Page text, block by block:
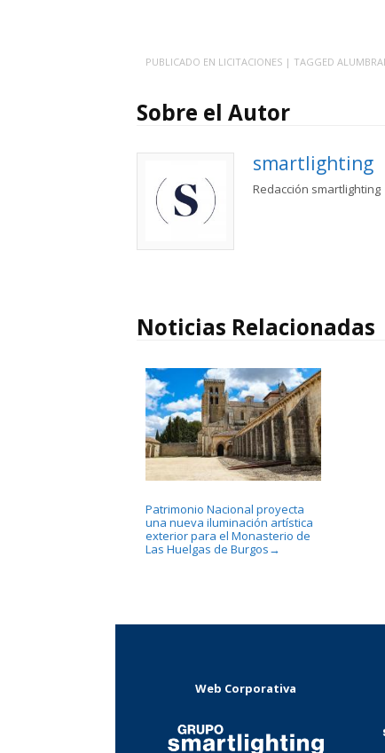
PUBLICADO EN LICITACIONES | TAGGED
Sobre el Autor
smartlighting
Redacción smartlighting
Noticias Relacionadas
Patrimonio Nacional proyecta
una nueva iluminación artística
exterior para el Monasterio de
Las Huelgas de Burgos →
Web Corporativa